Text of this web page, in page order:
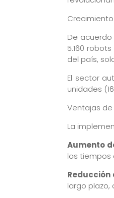
De
5.160
del país,
El sector
unidades
Ventajas
La
Aumento
los tiempos
Reducción
largo plazo,